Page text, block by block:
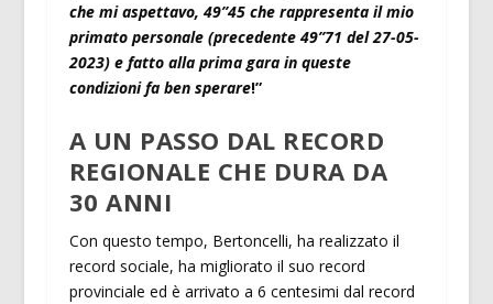
che mi aspettavo, 49”45 che rappresenta il mio
primato personale (precedente 49”71 del 27-05-
2023) e fatto alla prima gara in queste
condizioni fa ben sperare!”
A UN PASSO DAL RECORD
REGIONALE CHE DURA DA
30 ANNI
Con questo tempo, Bertoncelli, ha realizzato il
record sociale, ha migliorato il suo record
provinciale ed è arrivato a 6 centesimi dal record